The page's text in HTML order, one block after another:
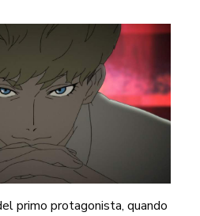
primo protagonista, quando